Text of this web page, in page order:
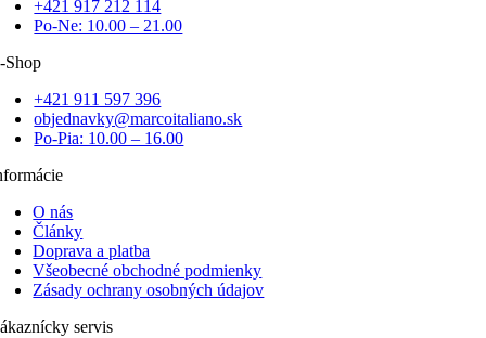
+421 917 212 114
Po-Ne: 10.00 – 21.00
Shop
+421 911 597 396
objednavky@marcoitaliano.sk
Po-Pia: 10.00 – 16.00
O nás
Články
Doprava a platba
Všeobecné obchodné podmienky
Zásady ochrany osobných údajov
servis